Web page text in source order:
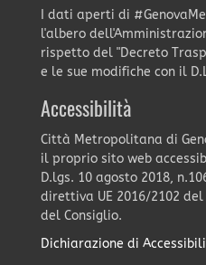
I dati aperti di
l'albero
rispetto del "Decreto
e le sue modifiche con il
Accessibilità
Città Metropolitana di
il proprio sito web
D.lgs. 10 agosto 2018,
direttiva UE 2016/2102
del Consiglio.
Dichiarazione di